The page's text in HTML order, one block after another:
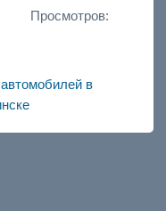
Просмотров:
автомобилей в